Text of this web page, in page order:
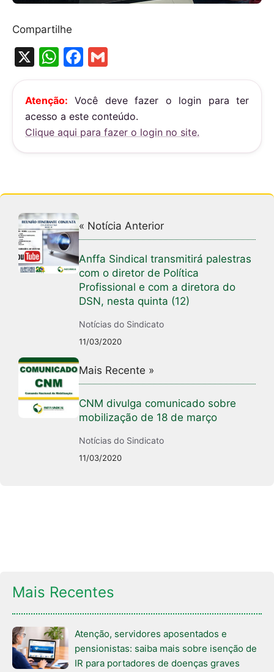
Compartilhe
X
W
h
at
s
A
p
F
a
c
e
b
o
k
m
ai
l
Atenção: Você deve fazer o login para ter
acesso a este conteúdo.
Clique aqui para fazer o login no site.
« Notícia Anterior
Anffa Sindical transmitirá palestras
com o diretor de Política
Profissional e com a diretora do
DSN, nesta quinta (12)
Notícias do Sindicato
11/03/2020
Mais Recente »
CNM divulga comunicado sobre
mobilização de 18 de março
Notícias do Sindicato
11/03/2020
Mais Recentes
Atenção, servidores aposentados e
pensionistas: saiba mais sobre isenção de
IR para portadores de doenças graves